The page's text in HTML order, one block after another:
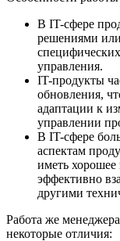
В IT-сфере
решениями
управления.
IT-продукты
обновления,
адаптации к
управлении
В IT-сфере
аспектам
иметь
эффективно
другими
Работа же
некоторые отличия: